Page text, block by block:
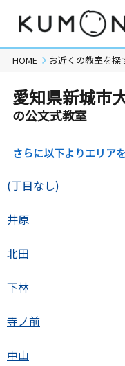
HOME お近くの教室を探
愛知県新城市
の公文式教室
さらに以下よりエリア
(丁目なし)
井原
北田
下林
寺ノ前
中山